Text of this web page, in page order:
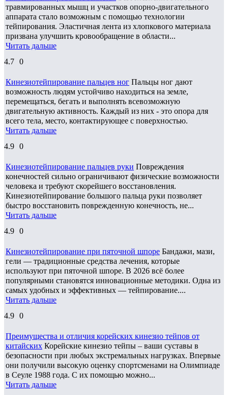
травмированных мышц и участков опорно-двигательного
аппарата стало возможным с помощью технологии
тейпирования. Эластичная лента из хлопкового материала
призвана улучшить кровообращение в области...
Читать дальше
4.7 0
Кинезиотейпирование пальцев ног Пальцы ног дают
возможность людям устойчиво находиться на земле,
перемещаться, бегать и выполнять всевозможную
двигательную активность. Каждый из них - это опора для
всего тела, место, контактирующее с поверхностью.
Читать дальше
4.9 0
Кинезиотейпирование пальцев руки Повреждения
конечностей сильно ограничивают физические возможности
человека и требуют скорейшего восстановления.
Кинезиотейпирование большого пальца руки позволяет
быстро восстановить поврежденную конечность, не...
Читать дальше
4.9 0
Кинезиотейпирование при пяточной шпоре Бандажи, мази,
гели — традиционные средства лечения, которые
используют при пяточной шпоре. В 2026 всё более
популярными становятся инновационные методики. Одна из
самых удобных и эффективных — тейпирование....
Читать дальше
4.9 0
Преимущества и отличия корейских кинезио тейпов от
китайских Корейские кинезио тейпы – ваши суставы в
безопасности при любых экстремальных нагрузках. Впервые
они получили высокую оценку спортсменами на Олимпиаде
в Сеуле 1988 года. С их помощью можно...
Читать дальше